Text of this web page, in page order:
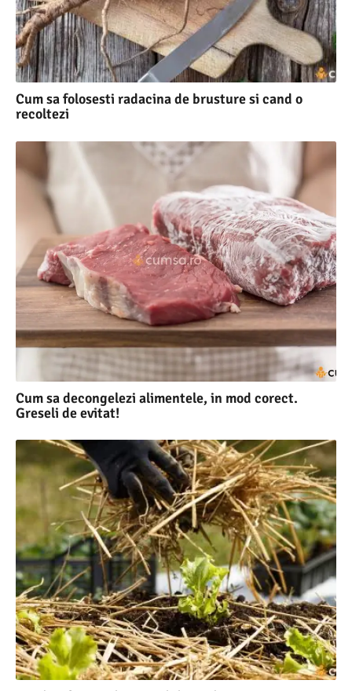
Cum sa folosesti radacina de brusture si cand o
recoltezi
Cum sa decongelezi alimentele, in mod corect.
Greseli de evitat!